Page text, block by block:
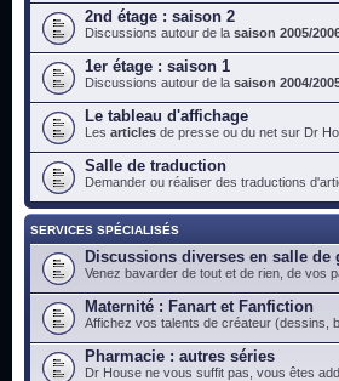
2nd étage : saison 2
Discussions autour de la saison 2005/
1er étage : saison 1
Discussions autour de la saison 2004/
Le tableau d'affichage
Les articles de presse ou du net sur Dr
Salle de traduction
Demander ou réaliser des traductions
SERVICES SPÉCIALISÉS
Discussions diverses en salle de
Venez bavarder de tout et de rien, de vos
Maternité : Fanart et Fanfiction
Affichez vos talents de créateur (dessins,
Pharmacie : autres séries
Dr House ne vous suffit pas, vous êtes